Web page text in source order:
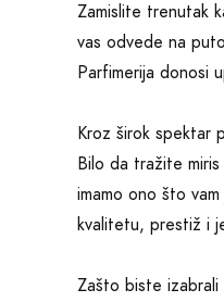
Zamislite trenutak
vas odvede na
Parfimerija donosi
Kroz širok spektar
Bilo da tražite
imamo ono što
kvalitetu, prestiž i
Zašto biste izabrali